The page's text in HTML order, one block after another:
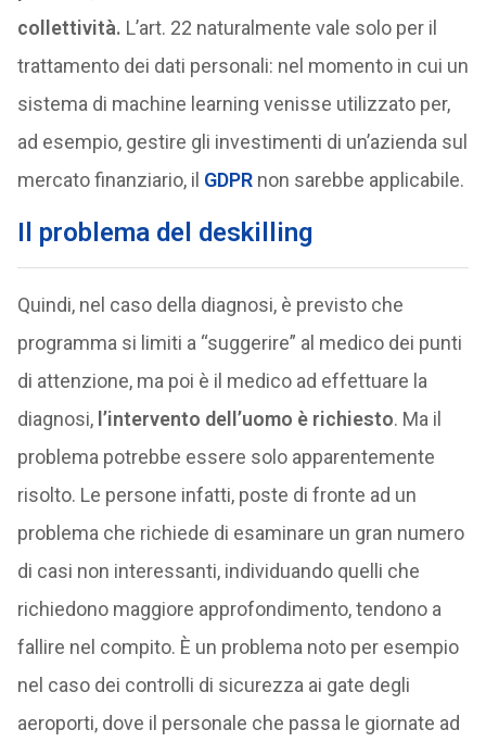
collettività. L’art. 22 naturalmente vale solo per il
trattamento dei dati personali: nel momento in cui un
sistema di machine learning venisse utilizzato per,
ad esempio, gestire gli investimenti di un’azienda sul
mercato finanziario, il GDPRnon sarebbe applicabile.
Il problema del deskilling
Quindi, nel caso della diagnosi, è previsto che
programma si limiti a “suggerire” al medico dei punti
di attenzione, ma poi è il medico ad effettuare la
diagnosi, l’intervento dell’uomo è richiesto. Ma il
problema potrebbe essere solo apparentemente
risolto. Le persone infatti, poste di fronte ad un
problema che richiede di esaminare un gran numero
di casi non interessanti, individuando quelli che
richiedono maggiore approfondimento, tendono a
fallire nel compito. È un problema noto per esempio
nel caso dei controlli di sicurezza ai gate degli
aeroporti, dove il personale che passa le giornate ad